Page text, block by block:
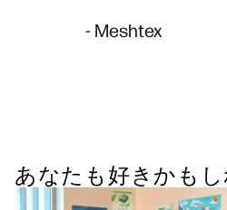
- Meshtex
あなたも好きかも